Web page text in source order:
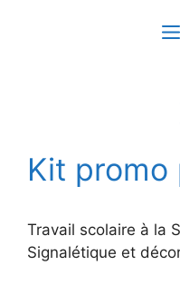
Kit promo
Travail scolaire à la
Signalétique et